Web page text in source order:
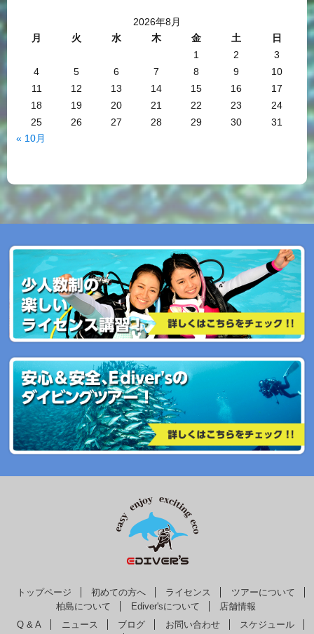
2026年8月
月
火 水 木 金 土
日
1
2
3
4
5 6 7 8 9
10
11
12 13 14 15 16
17
18
19 20 21 22 23
24
25
26 27 28 29 30
31
« 10月
トップページ 初めての方へ ライセンス
ツアーについて
柏島について
Ediver'sについて
店舗情報
Q & A
ニュース ブログ お問い合わせ
スケジュール